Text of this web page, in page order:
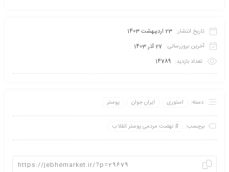
تاریخ انتشار: 23 اردیبهشت 1403
آخرین بروزرسانی: 27 آذر 1403
تعداد بازدید: 14789
دسته: استوری ایران جوان پوستر
برچسب: نهضت مردمی پوستر انقلاب